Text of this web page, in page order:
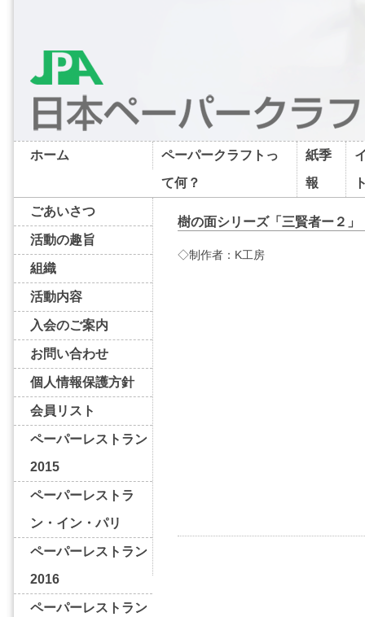
ホーム
ペーパークラフトっ
て何？
紙季
報
ごあいさつ
活動の趣旨
組織
活動内容
入会のご案内
お問い合わせ
個人情報保護方針
会員リスト
ペーパーレストラン
2015
ペーパーレストラ
ン・イン・パリ
ペーパーレストラン
2016
ペーパーレストラン
樹の面シリーズ「三賢者ー２」
◇制作者：K工房